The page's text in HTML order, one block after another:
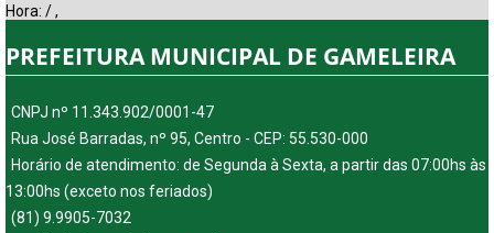
Hora: /,
PREFEITURA MUNICIPAL DE GAMELEIRA
CNPJ nº 11.343.902/0001-47
Rua José Barradas, nº 95, Centro - CEP: 55.530-000
Horário de atendimento: de Segunda à Sexta, a partir das 07:00hs às
13:00hs (exceto nos feriados)
(81) 9.9905-7032